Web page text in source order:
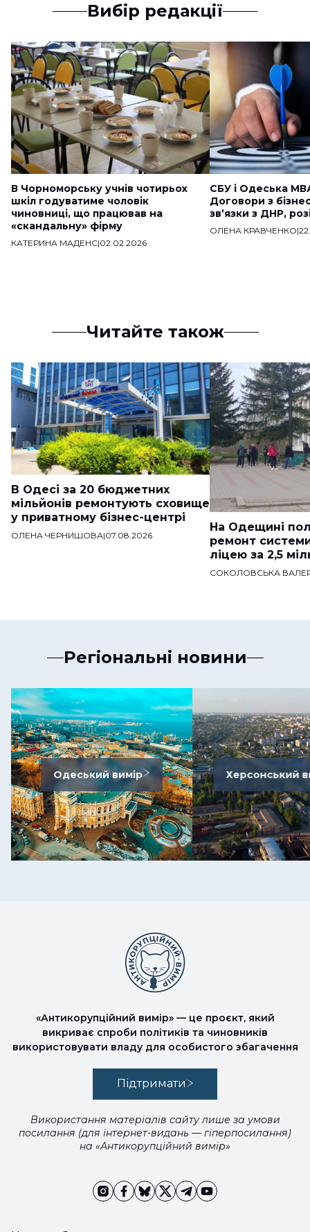
Вибір редакції
В Чорноморську учнів чотирьох
шкіл годуватиме чоловік
чиновниці, що працював на
«скандальну» фірму
КАТЕРИНА МАДЕНС|02.02.2026
СБУ і Одеська
Договори з
звʼязки з ДНР,
ОЛЕНА КРАВЧЕНКО|
Читайте також
В Одесі за 20 бюджетних
мільйонів ремонтують сховище
у приватному бізнес-центрі
ОЛЕНА ЧЕРНИШОВА|07.08.2026
На Одещині
ремонт
ліцею за 2,5
СОКОЛОВСЬКА
Регіональні новини
Одеський вимір Херсонський
«Антикорупційний вимір» — це проєкт, який
викриває спроби політиків та чиновників
використовувати владу для особистого збагачення
Підтримати
Використання матеріалів сайту лише за умови
посилання (для інтернет-видань — гіперпосилання)
на «Антикорупційний вимір»